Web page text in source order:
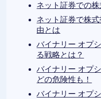
ネット証券での
ネット証券で株
由とは
バイナリー オプ
る戦略とは？
バイナリー オプ
どの危険性も！
バイナリー オプ